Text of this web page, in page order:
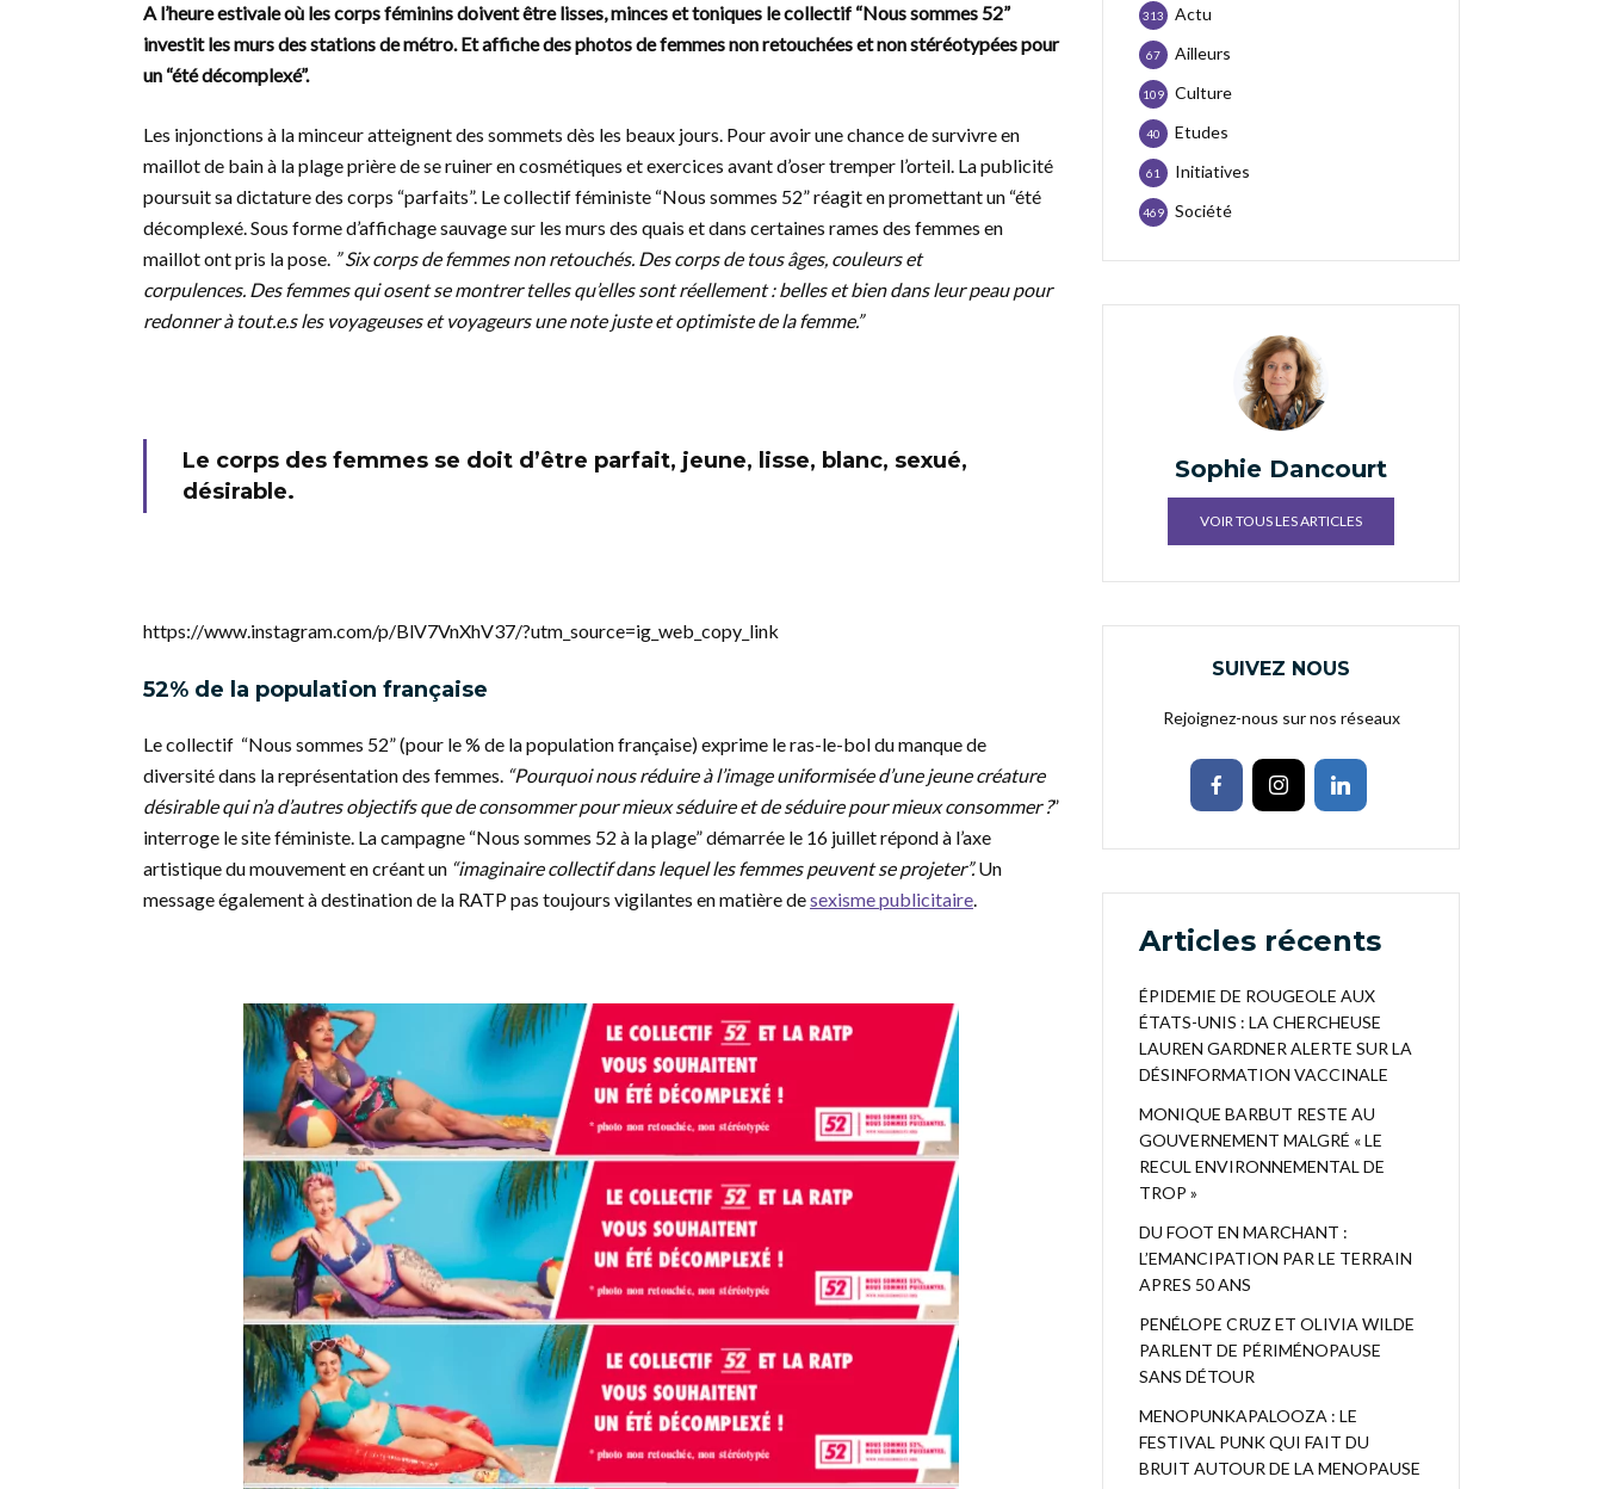
A l’heure estivale où les corps féminins doivent être lisses, minces et toniques le collectif “Nous sommes 52”
investit les murs des stations de métro. Et affiche des photos de femmes non retouchées et non stéréotypées pour
un “été décomplexé”.
Les injonctions à la minceur atteignent des sommets dès les beaux jours. Pour avoir une chance de survivre en
maillot de bain à la plage prière de se ruiner en cosmétiques et exercices avant d’oser tremper l’orteil. La publicité
poursuit sa dictature des corps “parfaits”. Le collectif féministe “Nous sommes 52” réagit en promettant un “été
décomplexé. Sous forme d’affichage sauvage sur les murs des quais et dans certaines rames des femmes en
maillot ont pris la pose. ” Six corps de femmes non retouchés. Des corps de tous âges, couleurs et
corpulences. Des femmes qui osent se montrer telles qu’elles sont réellement : belles et bien dans leur peau pour
redonner à tout.e.s les voyageuses et voyageurs une note juste et optimiste de la femme.”
Le corps des femmes se doit d’être parfait, jeune, lisse, blanc, sexué,
désirable.
https://www.instagram.com/p/BlV7VnXhV37/?utm_source=ig_web_copy_link
52% de la population française
Le collectif “Nous sommes 52” (pour le % de la population française) exprime le ras-le-bol du manque de
diversité dans la représentation des femmes. “Pourquoi nous réduire à l’image uniformisée d’une jeune créature
désirable qui n’a d’autres objectifs que de consommer pour mieux séduire et de séduire pour mieux consommer ?”
interroge le site féministe. La campagne “Nous sommes 52 à la plage” démarrée le 16 juillet répond à l’axe
artistique du mouvement en créant un “imaginaire collectif dans lequel les femmes peuvent se projeter”.Un
message également à destination de la RATP pas toujours vigilantes en matière desexisme publicitaire.
Actu
313
Ailleurs
67
Culture
109
Etudes
40
Initiatives
61
Société
469
Sophie Dancourt
VOIR TOUS LES ARTICLES
SUIVEZ NOUS
Rejoignez-nous sur nos réseaux
Articles récents
ÉPIDEMIE DE ROUGEOLE AUX
ÉTATS-UNIS : LA CHERCHEUSE
LAUREN GARDNER ALERTE SUR LA
DÉSINFORMATION VACCINALE
MONIQUE BARBUT RESTE AU
GOUVERNEMENT MALGRÉ « LE
RECUL ENVIRONNEMENTAL DE
TROP »
DU FOOT EN MARCHANT :
L’EMANCIPATION PAR LE TERRAIN
APRES 50 ANS
PENÉLOPE CRUZ ET OLIVIA WILDE
PARLENT DE PÉRIMÉNOPAUSE
SANS DÉTOUR
MENOPUNKAPALOOZA : LE
FESTIVAL PUNK QUI FAIT DU
BRUIT AUTOUR DE LA MENOPAUSE